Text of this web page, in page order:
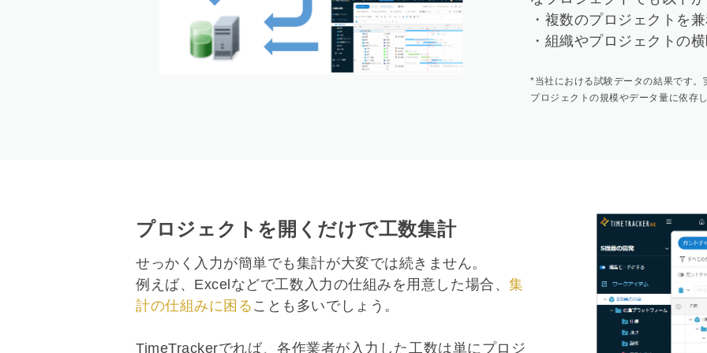
・複数のプロジェクトを
・組織やプロジェクトの
*当社における試験データの結果です
プロジェクトの規模やデータ量に依存
プロジェクトを開くだけで工数集計
せっかく入力が簡単でも集計が大変では続きません。
例えば、Excelなどで工数入力の仕組みを用意した場合、集
計の仕組みに困る ことも多いでしょう。
TimeTrackerでれば、各作業者が入力した工数は単にプロジ